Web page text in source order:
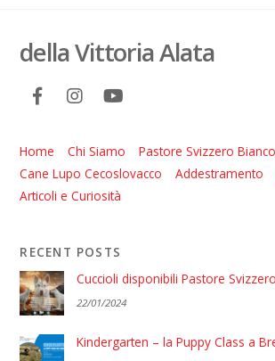
della Vittoria Alata
Home Chi Siamo
Pastore Svizzero Bianco
Cane Lupo Cecoslovacco
Addestramento
Articoli e Curiosità
RECENT POSTS
Cuccioli disponibili Pastore Svizzero
22/01/2024
Kindergarten – la Puppy Class a